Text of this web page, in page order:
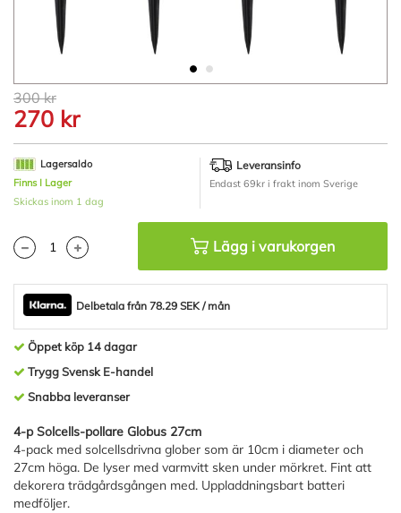
Hoppa
till
början
av
bildgalleriet
300 kr
270 kr
Lagersaldo
Finns I Lager
Skickas inom 1 dag
Leveransinfo
Endast 69kr i frakt inom Sverige
Lägg i varukorgen
Delbetala från 78.29 SEK / mån
Öppet köp 14 dagar
Trygg Svensk E-handel
Snabba leveranser
4-p Solcells-pollare Globus 27cm
4-pack med solcellsdrivna glober som är 10cm i diameter och
27cm höga. De lyser med varmvitt sken under mörkret. Fint att
dekorera trädgårdsgången med. Uppladdningsbart batteri
medföljer.